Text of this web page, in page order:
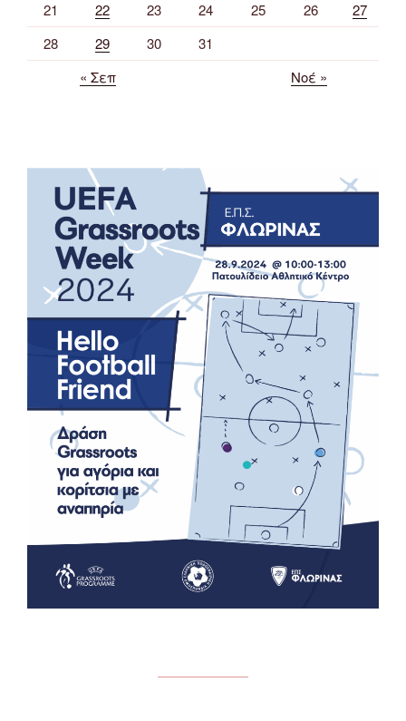
21
22 23 24 25 26
27
28
29 30
31
« Σεπ
Νοέ »